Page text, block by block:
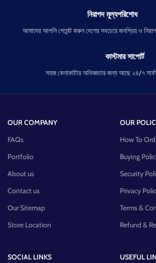
নিরাপদ মূল্যপরিশোধ
আমাদের আপনি পেমেন্ট করুন দেশের সবচেয়ে জনপ্রিয় ও
কাস্টমার সাপোর্ট
সহজ কেনাকাটার অভিজ্ঞতার জন্য আছে ২৪/৭
OUR COMPANY
FAQs
Portfolio
About us
Contact us
Our Sitemap
Store Location
OUR
How To
Buying
Security
Privacy
Terms &
Refund &
SOCIAL LINKS
USEFUL